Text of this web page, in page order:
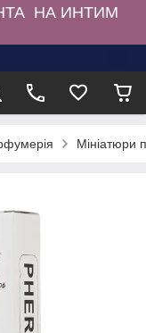
НА ИНТИМ
Мініатюри